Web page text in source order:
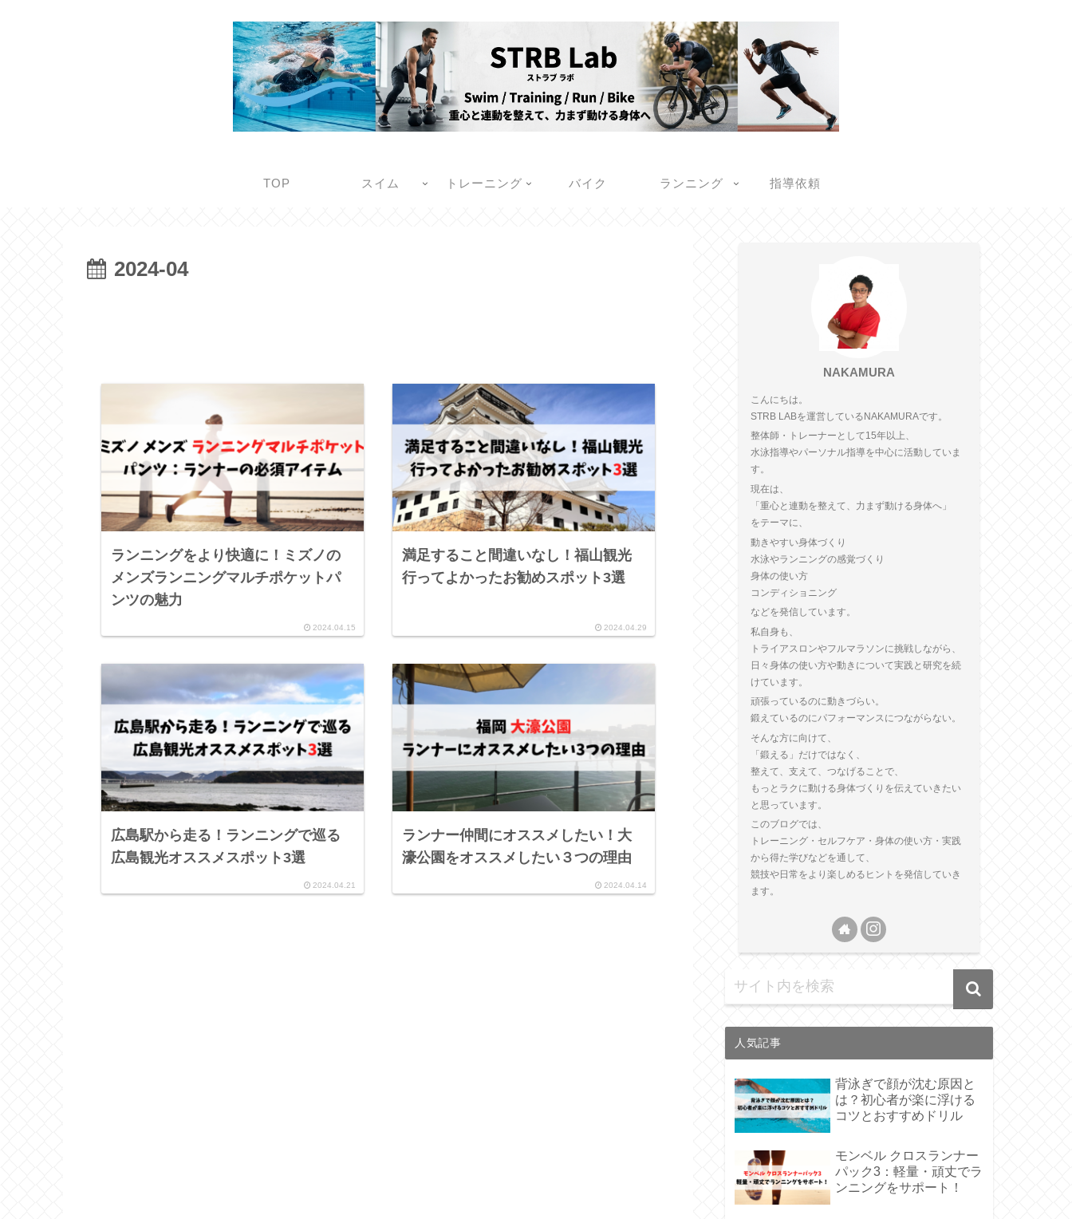
TOP スイム トレーニング バイク ランニング 指導依頼
2024-04
ランニングをより快適に！ミズノの
メンズランニングマルチポケットパ
ンツの魅力
2024.04.15
満足すること間違いなし！福山観光
行ってよかったお勧めスポット3選
2024.04.29
広島駅から走る！ランニングで巡る
広島観光オススメスポット3選
2024.04.21
ランナー仲間にオススメしたい！大
濠公園をオススメしたい３つの理由
2024.04.14
NAKAMURA
こんにちは。
STRB LABを運営しているNAKAMURAです。
整体師・トレーナーとして15年以上、
水泳指導やパーソナル指導を中心に活動していま
す。
現在は、
「重心と連動を整えて、力まず動ける身体へ」
をテーマに、
動きやすい身体づくり
水泳やランニングの感覚づくり
身体の使い方
コンディショニング
などを発信しています。
私自身も、
トライアスロンやフルマラソンに挑戦しながら、
日々身体の使い方や動きについて実践と研究を続
けています。
頑張っているのに動きづらい。
鍛えているのにパフォーマンスにつながらない。
そんな方に向けて、
「鍛える」だけではなく、
整えて、支えて、つなげることで、
もっとラクに動ける身体づくりを伝えていきたい
と思っています。
このブログでは、
トレーニング・セルフケア・身体の使い方・実践
から得た学びなどを通して、
競技や日常をより楽しめるヒントを発信していき
ます。
人気記事
背泳ぎで顔が沈む原因と
は？初心者が楽に浮ける
コツとおすすめドリル
モンベル クロスランナー
パック3：軽量・頑丈でラ
ンニングをサポート！